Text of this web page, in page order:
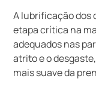
A lubrificação dos
etapa crítica na
adequados nas
atrito e o
mais suave da